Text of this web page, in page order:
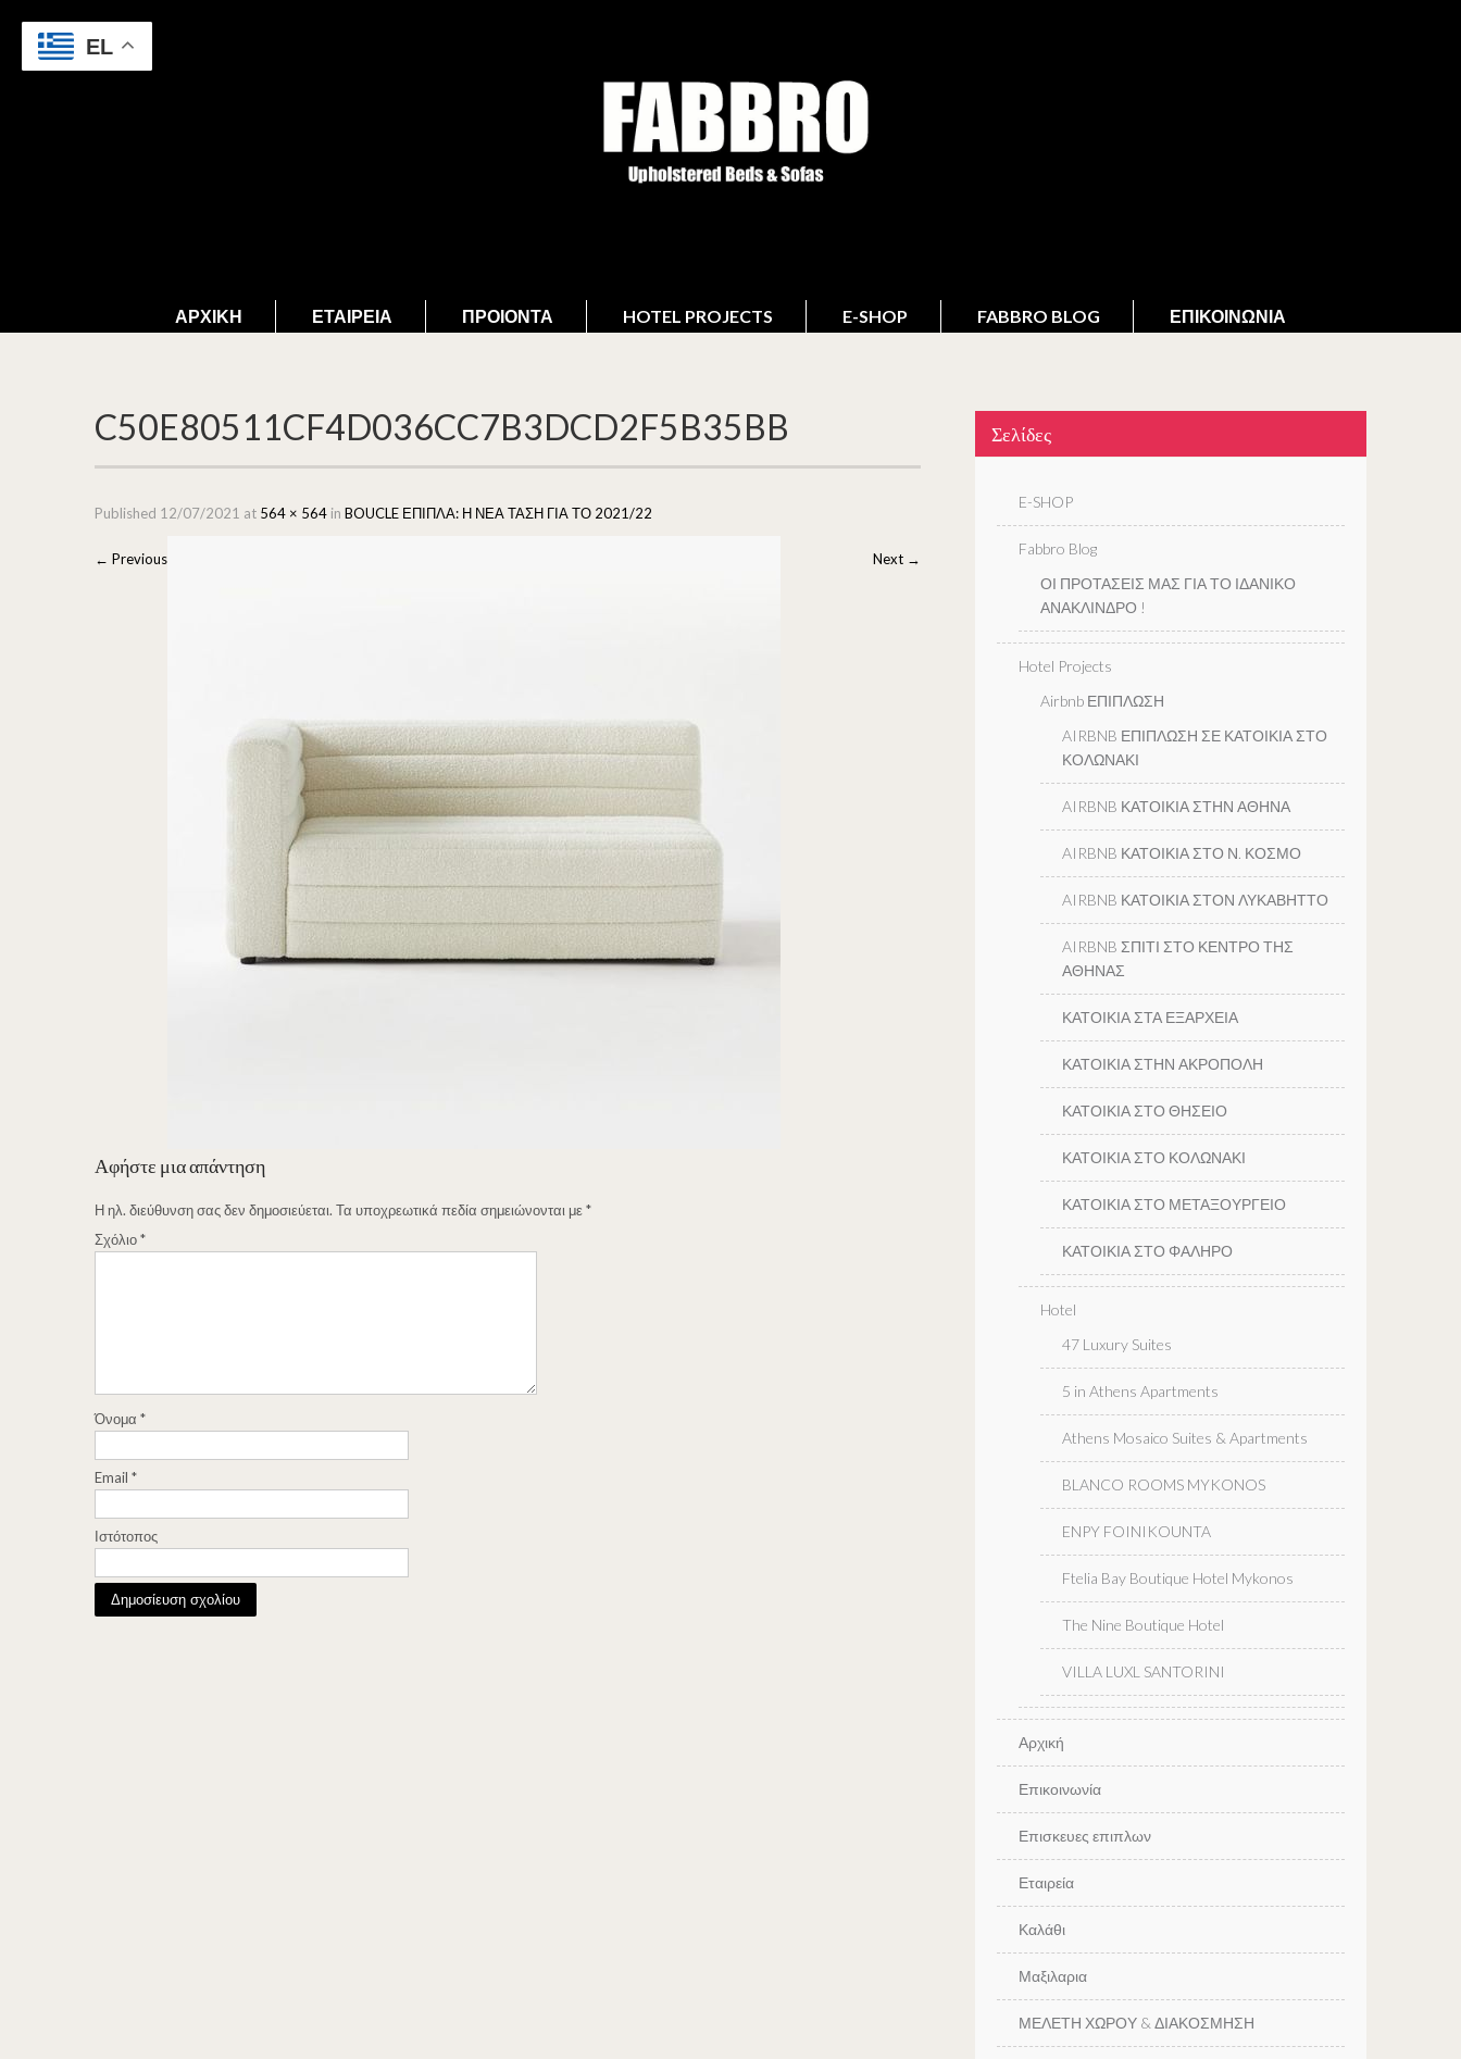
ΑΡΧΙΚΉ ΕΤΑΙΡΕΊΑ ΠΡΟΙΌΝΤΑ HOTEL PROJECTS E-SHOP FABBRO BLOG ΕΠΙΚΟΙΝΩΝΊΑ
C50E80511CF4D036CC7B3DCD2F5B35BB
Published 12/07/2021 at 564 × 564 in BOUCLE ΕΠΙΠΛΑ: Η ΝΕΑ ΤΑΣΗ ΓΙΑ ΤΟ 2021/22
← Previous Next →
Αφήστε μια απάντηση
Η ηλ. διεύθυνση σας δεν δημοσιεύεται. Τα υποχρεωτικά πεδία σημειώνονται με*
Σχόλιο*
Όνομα *
Email *
Ιστότοπος
Σελίδες
E-SHOP
Fabbro Blog
ΟΙ ΠΡΟΤΑΣΕΙΣ ΜΑΣ ΓΙΑ ΤΟ ΙΔΑΝΙΚΟ
ΑΝΑΚΛΙΝΔΡΟ !
Hotel Projects
Airbnb ΕΠΙΠΛΩΣΗ
AIRBNB ΕΠΙΠΛΩΣΗ ΣΕ ΚΑΤΟΙΚΙΑ ΣΤΟ
ΚΟΛΩΝΑΚΙ
AIRBNB ΚΑΤΟΙΚΙΑ ΣΤΗΝ ΑΘΗΝΑ
AIRBNB ΚΑΤΟΙΚΙΑ ΣΤΟ Ν. ΚΟΣΜΟ
AIRBNB ΚΑΤΟΙΚΙΑ ΣΤΟΝ ΛΥΚΑΒΗΤΤΟ
AIRBNB ΣΠΙΤΙ ΣΤΟ ΚΕΝΤΡΟ ΤΗΣ
ΑΘΗΝΑΣ
ΚΑΤΟΙΚΙΑ ΣΤΑ ΕΞΑΡΧΕΙΑ
ΚΑΤΟΙΚΙΑ ΣΤΗΝ ΑΚΡΟΠΟΛΗ
ΚΑΤΟΙΚΙΑ ΣΤΟ ΘΗΣΕΙΟ
ΚΑΤΟΙΚΙΑ ΣΤΟ ΚΟΛΩΝΑΚΙ
ΚΑΤΟΙΚΙΑ ΣΤΟ ΜΕΤΑΞΟΥΡΓΕΙΟ
ΚΑΤΟΙΚΙΑ ΣΤΟ ΦΑΛΗΡΟ
Hotel
47 Luxury Suites
5 in Athens Apartments
Athens Mosaico Suites & Apartments
BLANCO ROOMS MYKONOS
ENPY FOINIKOUNTA
Ftelia Bay Boutique Hotel Mykonos
The Nine Boutique Hotel
VILLA LUXL SANTORINI
Αρχική
Επικοινωνία
Επισκευες επιπλων
Εταιρεία
Καλάθι
Μαξιλαρια
ΜΕΛΕΤΗ ΧΩΡΟΥ & ΔΙΑΚΟΣΜΗΣΗ
EL